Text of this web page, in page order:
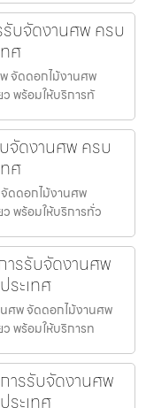
บจัดงานศพ ครบ
ศ
จัดดอกไม้งานศพ
พร้อมให้บริการทั
จัดงานศพ ครบ
ศ
ดดอกไม้งานศพ
พร้อมให้บริการทั่ว
ารรับจัดงานศพ
ระเทศ
ศพ จัดดอกไม้งานศพ
พร้อมให้บริการท
ารรับจัดงานศพ
ระเทศ